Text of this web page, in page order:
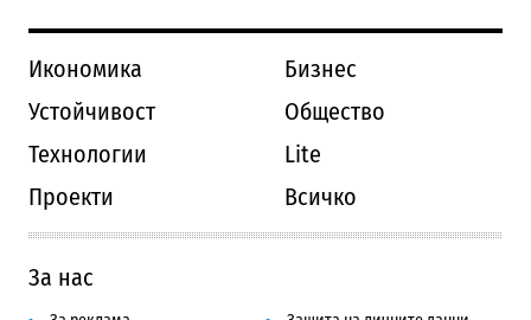
Икономика
Бизнес
Устойчивост
Общество
Технологии
Lite
Проекти
Всичко
За нас